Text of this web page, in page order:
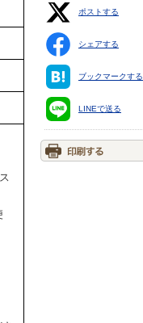
ポストする
シェアする
ブックマークする
LINEで送る